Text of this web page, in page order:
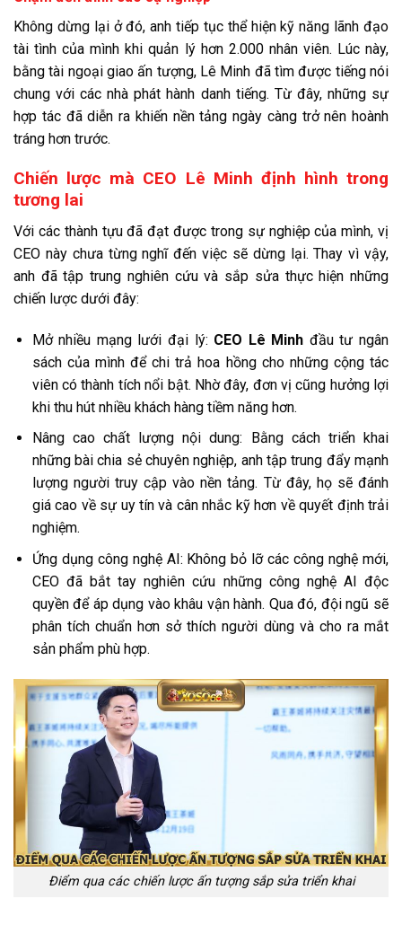
Không dừng lại ở đó, anh tiếp tục thể hiện kỹ năng lãnh đạo
tài tình của mình khi quản lý hơn 2.000 nhân viên. Lúc này,
bằng tài ngoại giao ấn tượng, Lê Minh đã tìm được tiếng nói
chung với các nhà phát hành danh tiếng. Từ đây, những sự
hợp tác đã diễn ra khiến nền tảng ngày càng trở nên hoành
tráng hơn trước.
Chiến lược mà CEO Lê Minh định hình trong
tương lai
Với các thành tựu đã đạt được trong sự nghiệp của mình, vị
CEO này chưa từng nghĩ đến việc sẽ dừng lại. Thay vì vậy,
anh đã tập trung nghiên cứu và sắp sửa thực hiện những
chiến lược dưới đây:
Mở nhiều mạng lưới đại lý: CEO Lê Minh đầu tư ngân
sách của mình để chi trả hoa hồng cho những cộng tác
viên có thành tích nổi bật. Nhờ đây, đơn vị cũng hưởng lợi
khi thu hút nhiều khách hàng tiềm năng hơn.
Nâng cao chất lượng nội dung: Bằng cách triển khai
những bài chia sẻ chuyên nghiệp, anh tập trung đẩy mạnh
lượng người truy cập vào nền tảng. Từ đây, họ sẽ đánh
giá cao về sự uy tín và cân nhắc kỹ hơn về quyết định trải
nghiệm.
Ứng dụng công nghệ AI: Không bỏ lỡ các công nghệ mới,
CEO đã bắt tay nghiên cứu những công nghệ AI độc
quyền để áp dụng vào khâu vận hành. Qua đó, đội ngũ sẽ
phân tích chuẩn hơn sở thích người dùng và cho ra mắt
sản phẩm phù hợp.
Điểm qua các chiến lược ấn tượng sắp sửa triển khai